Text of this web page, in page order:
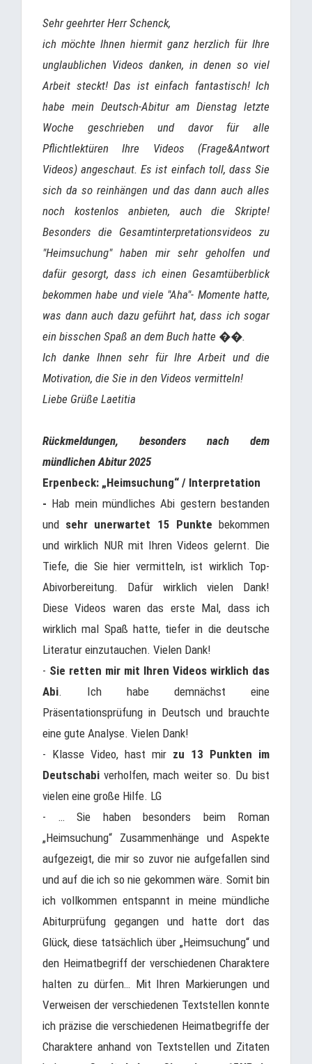
Sehr geehrter Herr Schenck,
ich möchte Ihnen hiermit ganz herzlich für Ihre
unglaublichen Videos danken, in denen so viel
Arbeit steckt! Das ist einfach fantastisch! Ich
habe mein Deutsch-Abitur am Dienstag letzte
Woche geschrieben und davor für alle
Pflichtlektüren Ihre Videos (Frage&Antwort
Videos) angeschaut. Es ist einfach toll, dass Sie
sich da so reinhängen und das dann auch alles
noch kostenlos anbieten, auch die Skripte!
Besonders die Gesamtinterpretationsvideos zu
"Heimsuchung" haben mir sehr geholfen und
dafür gesorgt, dass ich einen Gesamtüberblick
bekommen habe und viele "Aha"- Momente hatte,
was dann auch dazu geführt hat, dass ich sogar
ein bisschen Spaß an dem Buch hatte ��.
Ich danke Ihnen sehr für Ihre Arbeit und die
Motivation, die Sie in den Videos vermitteln!
Liebe Grüße Laetitia
Rückmeldungen, besonders nach dem
mündlichen Abitur 2025
Erpenbeck: „Heimsuchung“ / Interpretation
- Hab mein mündliches Abi gestern bestanden
und sehr unerwartet 15 Punkte bekommen
und wirklich NUR mit Ihren Videos gelernt. Die
Tiefe, die Sie hier vermitteln, ist wirklich Top-
Abivorbereitung. Dafür wirklich vielen Dank!
Diese Videos waren das erste Mal, dass ich
wirklich mal Spaß hatte, tiefer in die deutsche
Literatur einzutauchen. Vielen Dank!
- Sie retten mir mit Ihren Videos wirklich das
Abi. Ich habe demnächst eine
Präsentationsprüfung in Deutsch und brauchte
eine gute Analyse. Vielen Dank!
- Klasse Video, hast mir zu 13 Punkten im
Deutschabi verholfen, mach weiter so. Du bist
vielen eine große Hilfe. LG
- … Sie haben besonders beim Roman
„Heimsuchung“ Zusammenhänge und Aspekte
aufgezeigt, die mir so zuvor nie aufgefallen sind
und auf die ich so nie gekommen wäre. Somit bin
ich vollkommen entspannt in meine mündliche
Abiturprüfung gegangen und hatte dort das
Glück, diese tatsächlich über „Heimsuchung“ und
den Heimatbegriff der verschiedenen Charaktere
halten zu dürfen… Mit Ihren Markierungen und
Verweisen der verschiedenen Textstellen konnte
ich präzise die verschiedenen Heimatbegriffe der
Charaktere anhand von Textstellen und Zitaten